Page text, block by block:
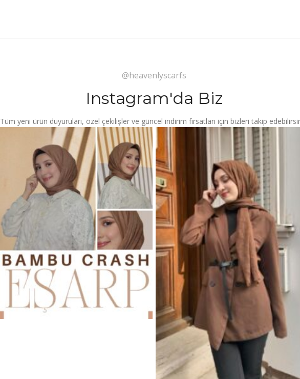
@heavenlyscarfs
Instagram'da Biz
Tüm yeni ürün duyuruları, özel çekilişler ve güncel indirim fırsatları için bizleri takip